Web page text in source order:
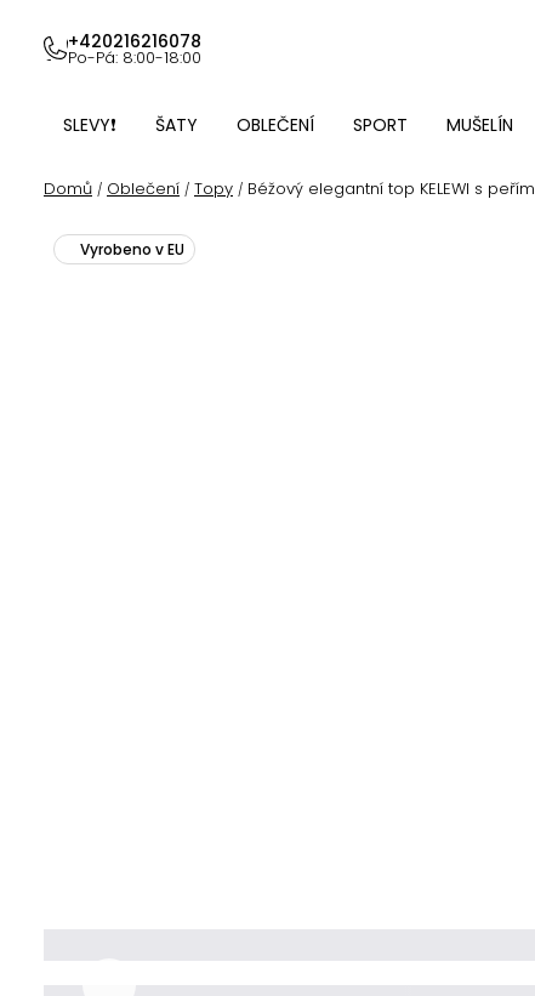
obsah
+420216216078
Po-Pá: 8:00-18:00
SLEVY❗ ŠATY OBLEČENÍ SPORT MUŠELÍN
Domů / Oblečení / Topy / Béžový elegantní top KELEWI s peřím
Vyrobeno v EU